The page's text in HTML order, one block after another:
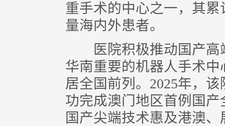
重手术的中心之一，其
量海内外患者。
医院积极推动国产高
华南重要的机器人手术
居全国前列。2025年，
功完成澳门地区首例国
国产尖端技术惠及港澳